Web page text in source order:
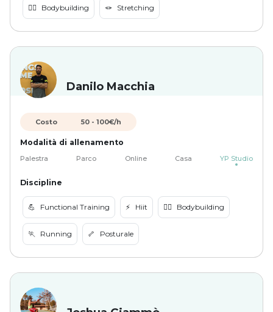
🏋️‍♀️ Bodybuilding 🪢 Stretching
Danilo Macchia
Costo 50 -100€/h
Modalità di allenamento
Palestra Parco Online Casa YP Studio
Discipline
💪 Functional Training ⚡️ Hiit 🏋️‍♀️ Bodybuilding
🏃 Running 🦴 Posturale